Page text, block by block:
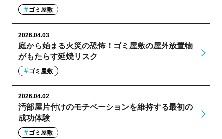
ゴミ屋敷
庭から始まる火災の恐怖！ゴミ屋敷の屋外放置物
がもたらす延焼リスク
2026.04.03
ゴミ屋敷
汚部屋片付けのモチベーションを維持する最初の
成功体験
2026.04.02
ゴミ屋敷